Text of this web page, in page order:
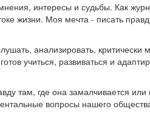
интересы и судьбы. Как
жизни. Моя мечта - писать
анализировать, критически
учиться, развиваться и
там, где она замалчивается или
вопросы нашего